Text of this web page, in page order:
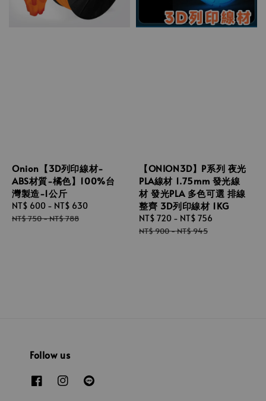
Onion【3D列印線材-
ABS材質-橘色】100%台
灣製造-1公斤
Sale
price
NT$ 600 - NT$ 630
NT$ 750-NT$ 788
【ONION3D】P系列 夜光
PLA線材 1.75mm 發光線
材 發光PLA 多色可選 排線
整齊 3D列印線材 1KG
Sale
price
NT$ 720 - NT$ 756
NT$ 900-NT$ 945
Follow us